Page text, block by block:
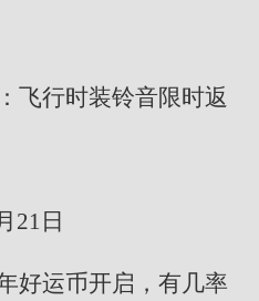
飞行时装铃音限时返
21日
好运币开启，有几率